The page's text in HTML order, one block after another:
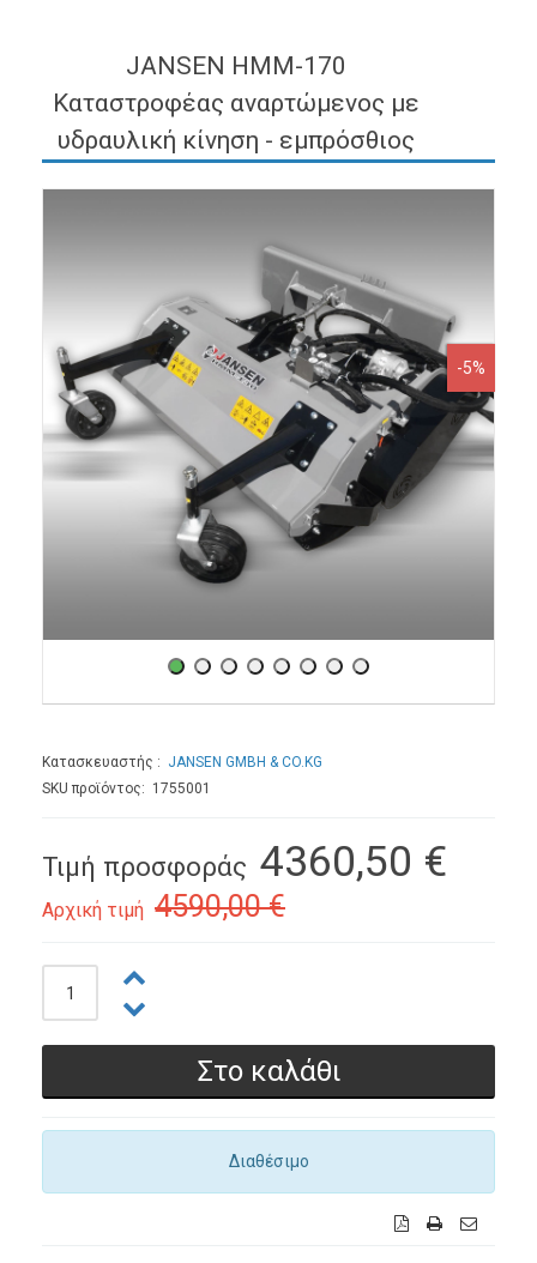
JANSEN HMM-170
Καταστροφέας αναρτώμενος με
υδραυλική κίνηση - εμπρόσθιος
-5%
Κατασκευαστής
JANSEN GMBH & CO.KG
SKU προϊόντος: 1755001
Τιμή προσφοράς 4360,50 €
Αρχική τιμή 4590,00 €
Διαθέσιμο